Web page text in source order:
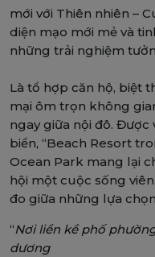
mới với Thiên nhiên –
diện mạo mới mẻ và
những trải nghiệm
Là tổ hợp căn hộ, biệt
mại ôm trọn không
ngay giữa nội đô.
biển, “Beach Resort
Ocean Park mang lại
hội một cuộc sống
đo giữa những lựa
“Nơi liền kề phố
dương